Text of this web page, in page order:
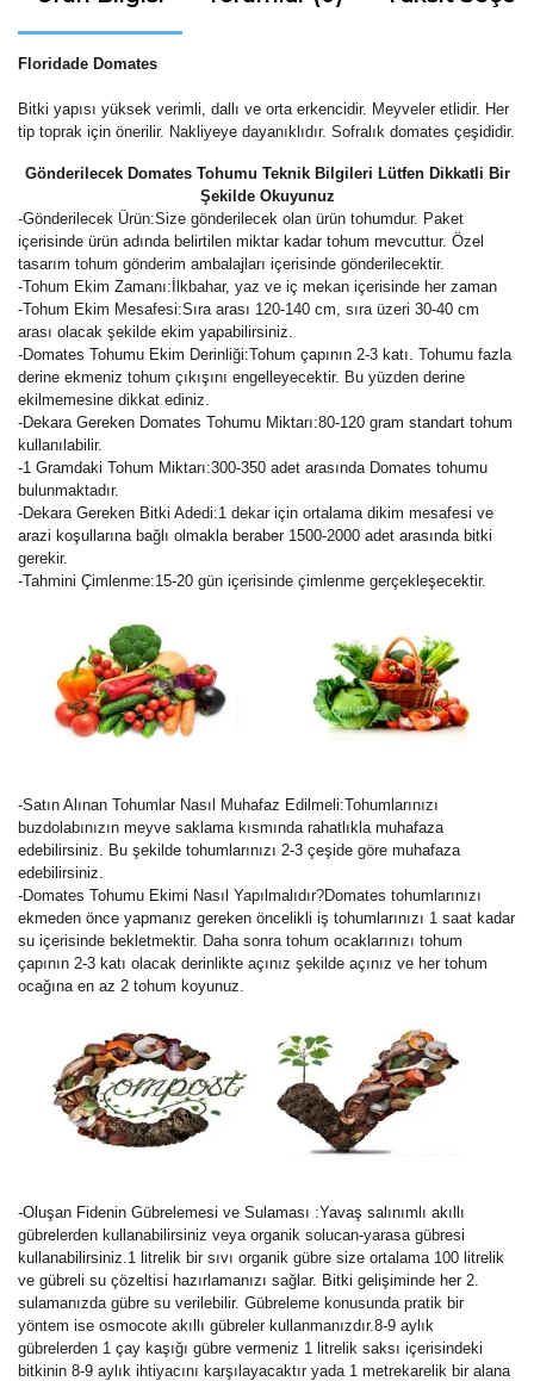
Floridade Domates
Bitki yapısı yüksek verimli, dallı ve orta erkencidir. Meyveler etlidir. Her
tip toprak için önerilir. Nakliyeye dayanıklıdır. Sofralık domates çeşididir.
Gönderilecek Domates Tohumu Teknik Bilgileri Lütfen Dikkatli Bir
Şekilde Okuyunuz
-Gönderilecek Ürün:Size gönderilecek olan ürün tohumdur. Paket
içerisinde ürün adında belirtilen miktar kadar tohum mevcuttur. Özel
tasarım tohum gönderim ambalajları içerisinde gönderilecektir.
-Tohum Ekim Zamanı:İlkbahar, yaz ve iç mekan içerisinde her zaman
-Tohum Ekim Mesafesi:Sıra arası 120-140 cm, sıra üzeri 30-40 cm
arası olacak şekilde ekim yapabilirsiniz.
-Domates Tohumu Ekim Derinliği:Tohum çapının 2-3 katı. Tohumu fazla
derine ekmeniz tohum çıkışını engelleyecektir. Bu yüzden derine
ekilmemesine dikkat ediniz.
-Dekara Gereken Domates Tohumu Miktarı:80-120 gram standart tohum
kullanılabilir.
-1 Gramdaki Tohum Miktarı:300-350 adet arasında Domates tohumu
bulunmaktadır.
-Dekara Gereken Bitki Adedi:1 dekar için ortalama dikim mesafesi ve
arazi koşullarına bağlı olmakla beraber 1500-2000 adet arasında bitki
gerekir.
-Tahmini Çimlenme:15-20 gün içerisinde çimlenme gerçekleşecektir.
-Satın Alınan Tohumlar Nasıl Muhafaz Edilmeli:Tohumlarınızı
buzdolabınızın meyve saklama kısmında rahatlıkla muhafaza
edebilirsiniz. Bu şekilde tohumlarınızı 2-3 çeşide göre muhafaza
edebilirsiniz.
-Domates Tohumu Ekimi Nasıl Yapılmalıdır?Domates tohumlarınızı
ekmeden önce yapmanız gereken öncelikli iş tohumlarınızı 1 saat kadar
su içerisinde bekletmektir. Daha sonra tohum ocaklarınızı tohum
çapının 2-3 katı olacak derinlikte açınız şekilde açınız ve her tohum
ocağına en az 2 tohum koyunuz.
-Oluşan Fidenin Gübrelemesi ve Sulaması :Yavaş salınımlı akıllı
gübrelerden kullanabilirsiniz veya organik solucan-yarasa gübresi
kullanabilirsiniz.1 litrelik bir sıvı organik gübre size ortalama 100 litrelik
ve gübreli su çözeltisi hazırlamanızı sağlar. Bitki gelişiminde her 2.
sulamanızda gübre su verilebilir. Gübreleme konusunda pratik bir
yöntem ise osmocote akıllı gübreler kullanmanızdır.8-9 aylık
gübrelerden 1 çay kaşığı gübre vermeniz 1 litrelik saksı içerisindeki
bitkinin 8-9 aylık ihtiyacını karşılayacaktır yada 1 metrekarelik bir alana